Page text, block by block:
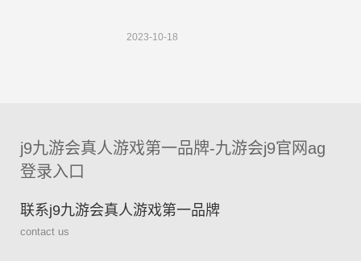
2023-10-18
j9九游会真人游戏第一品牌-九游会j9官网ag
登录入口
联系j9九游会真人游戏第一品牌
contact us